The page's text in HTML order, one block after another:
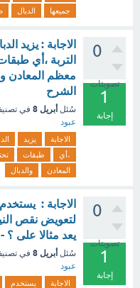
جميعها
الدبال
0
تصويتات
1
إجابة
الاجابة : يزيد
التربة ،أي
معظم المعادن
الشرح
سُئل أبريل 8 في
عبود
الاجابة يزيد
،أي
طبقات
المعادن
والدبال
0
تصويتات
1
إجابة
الاجابة :
لتعويض نقص
يعد مثالا على
سُئل أبريل 8 في
عبود
الاجابة يستخدم